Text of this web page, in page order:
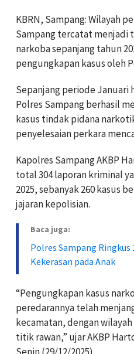
KBRN, Sampang: Wilayah
Sampang tercatat menjadi
narkoba sepanjang tahun
pengungkapan kasus oleh
Sepanjang periode Januari
Polres Sampang berhasil
kasus tindak pidana
penyelesaian perkara
Kapolres Sampang AKBP
total 304 laporan kriminal
2025, sebanyak 260 kasus
jajaran kepolisian.
Baca juga:
Polres Sampang Ringkus
Kekerasan pada Anak
“Pengungkapan kasus
peredarannya telah
kecamatan, dengan
titik rawan,” ujar AKBP